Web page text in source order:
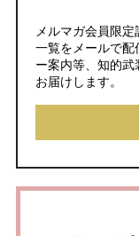
メルマガ会員限
一覧をメールで配
ー案内等、知的
お届けします。